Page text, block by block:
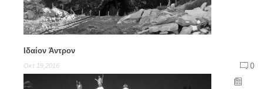
Ιδαίον Άντρον
Οκτ 19,2016 0